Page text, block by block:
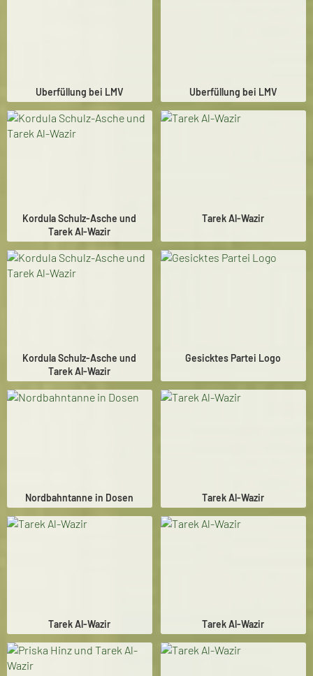
Uberfüllung bei LMV Uberfüllung bei LMV
Kordula Schulz-Asche und
Tarek Al-Wazir
Tarek Al-Wazir
Kordula Schulz-Asche und
Tarek Al-Wazir
Gesicktes Partei Logo
Nordbahntanne in Dosen Tarek Al-Wazir
Tarek Al-Wazir Tarek Al-Wazir